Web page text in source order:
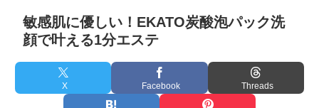
敏感肌に優しい！EKATO炭酸泡パック洗
顔で叶える1分エステ
X Facebook Threads